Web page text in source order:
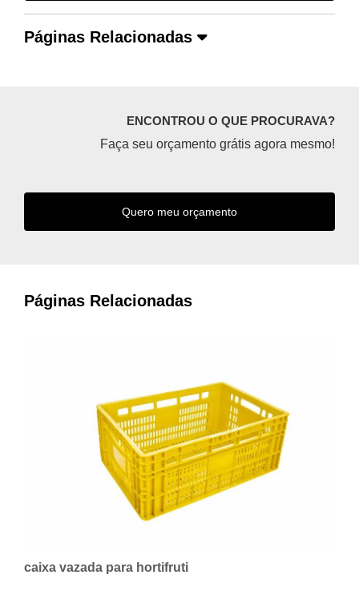
Páginas Relacionadas
ENCONTROU O QUE PROCURAVA?
Faça seu orçamento grátis agora mesmo!
Quero meu orçamento
Páginas Relacionadas
caixa vazada para hortifruti